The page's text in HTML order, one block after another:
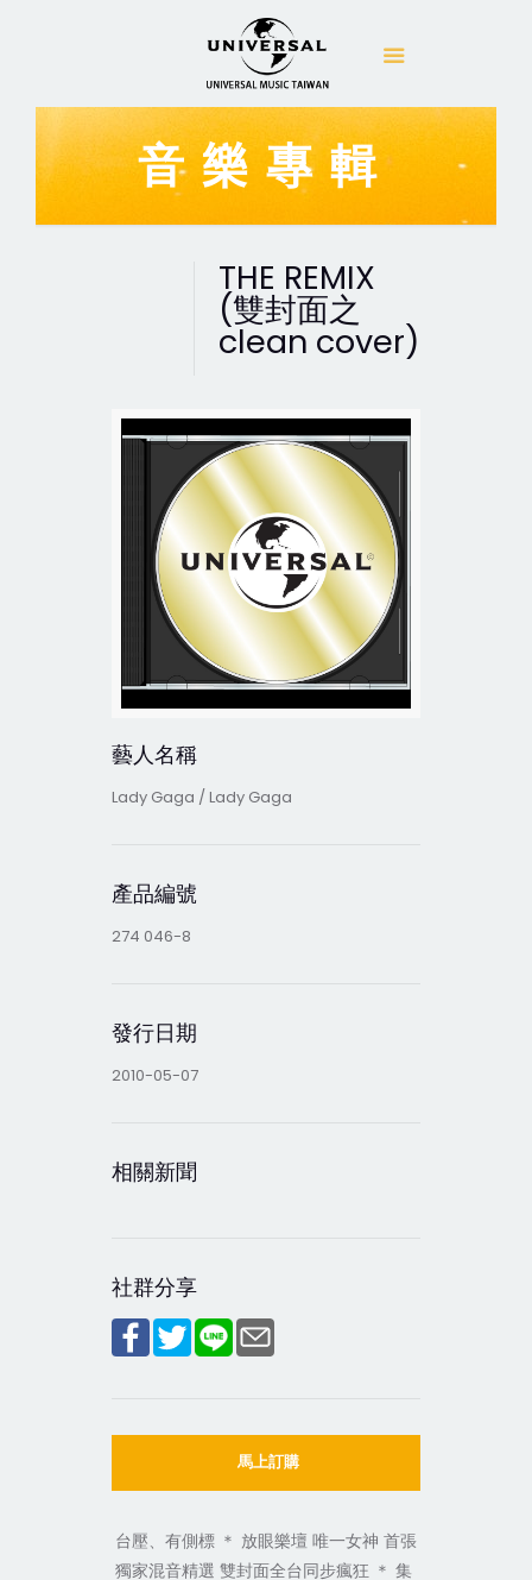
音樂專輯
THE REMIX
(雙封面之
clean cover)
藝人名稱
Lady Gaga / Lady Gaga
產品編號
274 046-8
發行日期
2010-05-07
相關新聞
社群分享
馬上訂購
台壓、有側標 ＊ 放眼樂壇 唯一女神 首張
獨家混音精選 雙封面全台同步瘋狂 ＊ 集